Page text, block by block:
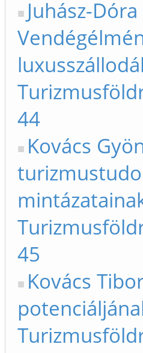
Juhász-
44
Kovács
45
Kovács